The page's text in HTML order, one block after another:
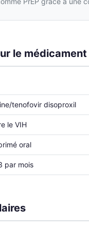
le médicament
tenofovir disoproxil
le VIH
oral
par mois